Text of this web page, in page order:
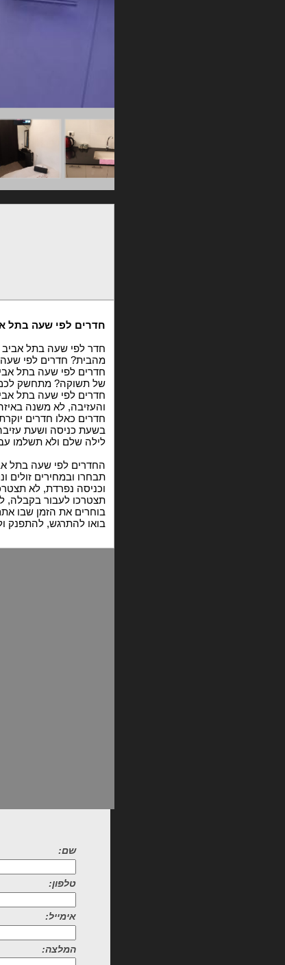
חדרים לפי שעה בתל
חדר לפי שעה בתל
מהבית? חדרים לפי
חדרים לפי שעה בתל
של תשוקה? מתחשק לכם
חדרים לפי שעה בתל
והעזיבה, לא משנה
חדרים כאלו חדרים
בשעת כניסה ושעת
לילה שלם ולא תשלמו
החדרים לפי שעה בתל
תבחרו ובמחירים
וכניסה נפרדת, לא
תצטרכו לעבור בקבלה,
בוחרים את הזמן שבו
בואו להתרגש, להתפנק
שם:
טלפון:
אימייל:
המלצה: